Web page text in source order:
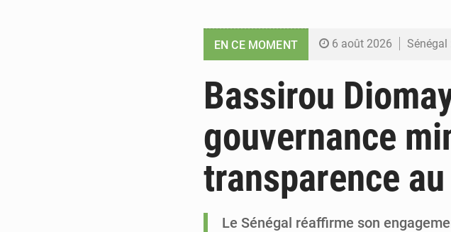
EN CE MOMENT 6 août 2026 Sénégal : la
5 août 2026 Sénégal : les
5 août 2026 Sénégal : le
5 août 2026 Sénégal :
Bassirou
gouvernance
transparence au
Le Sénégal réaffirme son